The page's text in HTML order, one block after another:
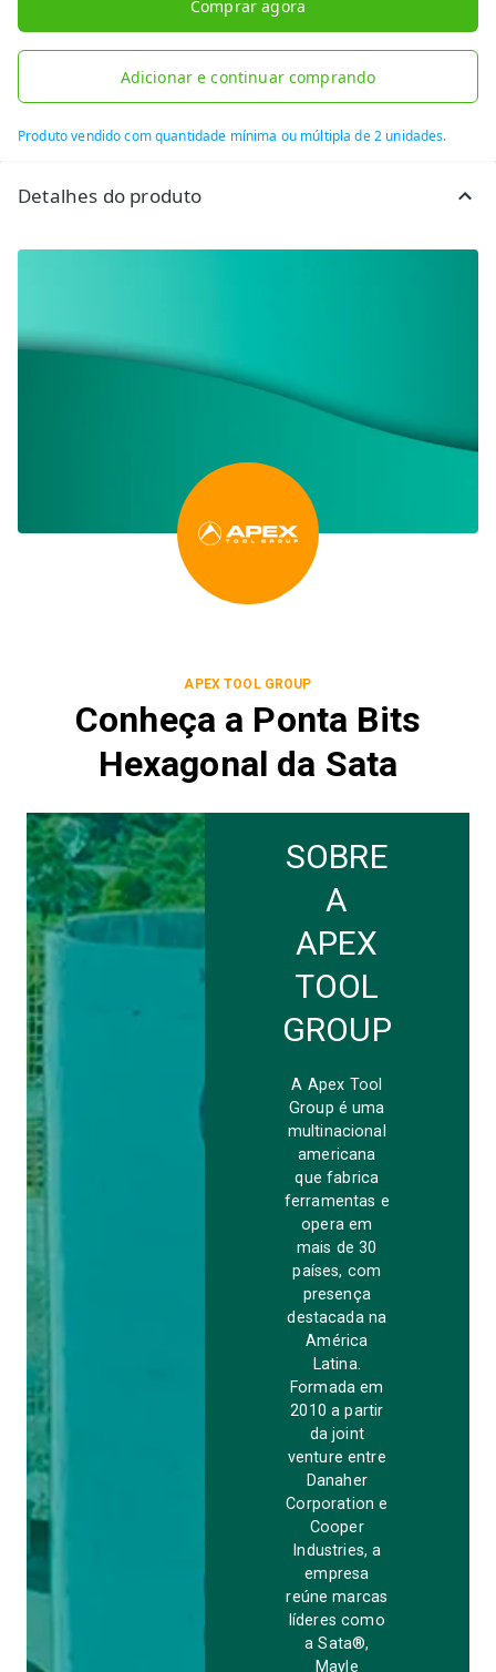
Comprar agora
Adicionar e continuar comprando
Produto vendido com quantidade mínima ou múltipla de 2 unidades.
Detalhes do produto
APEX TOOL GROUP
Conheça a Ponta Bits
Hexagonal da Sata
SOBRE
A
APEX
TOOL
GROUP
A Apex Tool
Group é uma
multinacional
americana
que fabrica
ferramentas e
opera em
mais de 30
países, com
presença
destacada na
América
Latina.
Formada em
2010 a partir
da joint
venture entre
Danaher
Corporation e
Cooper
Industries, a
empresa
reúne marcas
líderes como
a Sata®,
Mayle